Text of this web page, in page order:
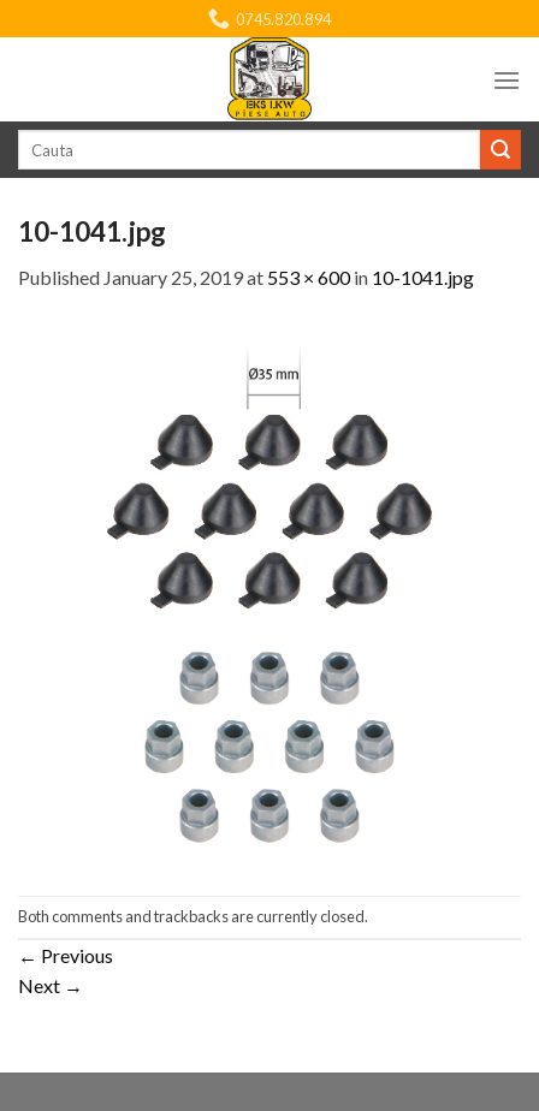
to
0745.820.894
10-1041.jpg
Published January 25, 2019at 553 × 600in 10-1041.jpg
Both comments and trackbacks are currently closed.
← Previous
Next →